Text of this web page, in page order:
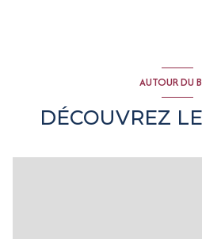
arboré
AUTOUR DU
DÉCOUVREZ